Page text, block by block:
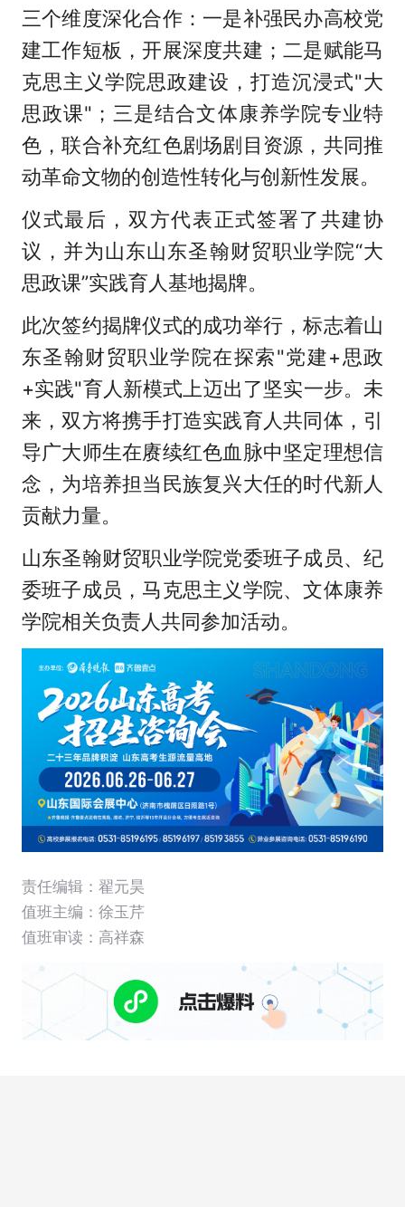
三个维度深化合作：一是补强民办高校党
建工作短板，开展深度共建；二是赋能马
克思主义学院思政建设，打造沉浸式"大
思政课"；三是结合文体康养学院专业特
色，联合补充红色剧场剧目资源，共同推
动革命文物的创造性转化与创新性发展。
仪式最后，双方代表正式签署了共建协
议，并为山东山东圣翰财贸职业学院“大
思政课”实践育人基地揭牌。
此次签约揭牌仪式的成功举行，标志着山
东圣翰财贸职业学院在探索"党建+思政
+实践"育人新模式上迈出了坚实一步。未
来，双方将携手打造实践育人共同体，引
导广大师生在赓续红色血脉中坚定理想信
念，为培养担当民族复兴大任的时代新人
贡献力量。
山东圣翰财贸职业学院党委班子成员、纪
委班子成员，马克思主义学院、文体康养
学院相关负责人共同参加活动。
责任编辑：翟元昊
值班主编： 徐玉芹
值班审读：高祥森